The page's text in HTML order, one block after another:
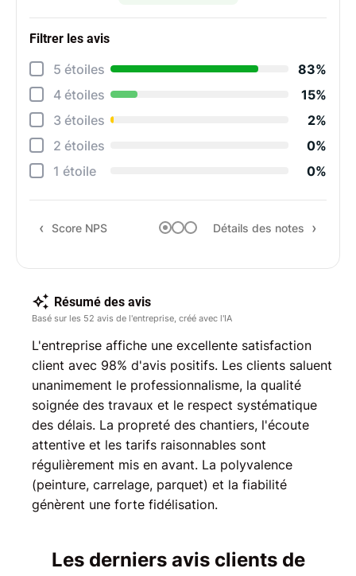
Filtrer les avis
5 étoiles
83%
4 étoiles
15%
3 étoiles
2%
2 étoiles
0%
1 étoile
0%
Score NPS Détails des notes
Résumé des avis
Basé sur les 52 avis de l'entreprise, créé avec l'IA
L'entreprise affiche une excellente satisfaction
client avec 98% d'avis positifs. Les clients saluent
unanimement le professionnalisme, la qualité
soignée des travaux et le respect systématique
des délais. La propreté des chantiers, l'écoute
attentive et les tarifs raisonnables sont
régulièrement mis en avant. La polyvalence
(peinture, carrelage, parquet) et la fiabilité
génèrent une forte fidélisation.
Les derniers avis clients de